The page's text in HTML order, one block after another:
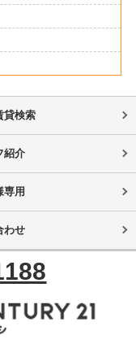
貸検索
紹介
専用
わせ